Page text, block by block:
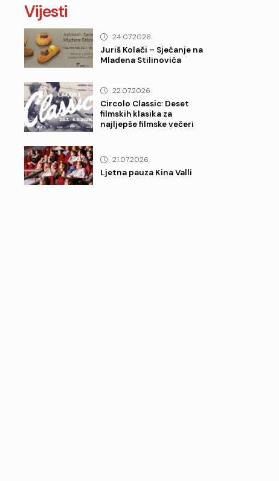
Vijesti
24.07.2026.
Juriš Kolači – Sjećanje na
Mladena Stilinovića
22.07.2026.
Circolo Classic: Deset
filmskih klasika za
najljepše filmske večeri
21.07.2026.
Ljetna pauza Kina Valli